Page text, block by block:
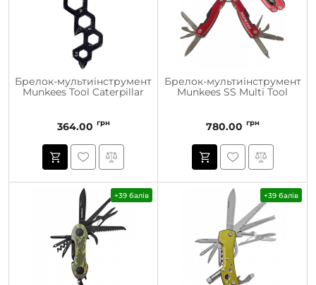
Брелок-мультиінструмент
Munkees Tool Caterpillar
364.00 грн
Брелок-мультиінструмент
Munkees SS Multi Tool
780.00 грн
+39 балів +39 балів